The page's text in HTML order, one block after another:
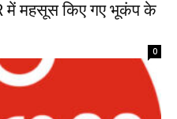
में महसूस किए गए भूकंप के
0